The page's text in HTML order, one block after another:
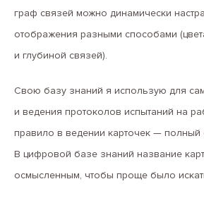
граф связей можно динамически
отображения разными способами
и глубиной связей).
Свою базу знаний я использую для
и ведения протоколов испытаний на
правило в ведении карточек — полный
В цифровой базе знаний название
осмысленным, чтобы проще было